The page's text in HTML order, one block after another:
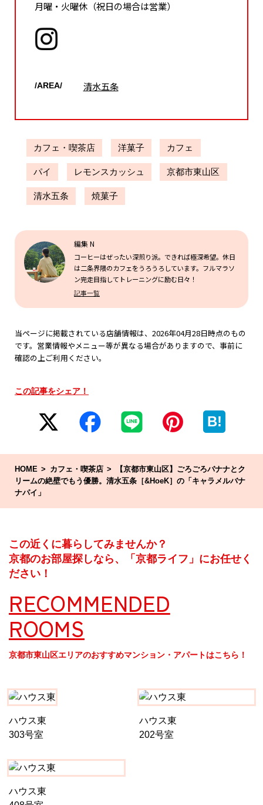
月曜・火曜休（祝日の場合は営業）
/AREA/ 清水五条
カフェ・喫茶店 洋菓子 カフェ
パイ レモンスカッシュ 京都市東山区
清水五条 焼菓子
編集 N
コーヒーはぜったい深煎り派。できれば極深希望。休日
は二条界隈のカフェをうろうろしています。フルマラソ
ン完走目指してトレーニングに励む日々！
記事一覧
当ページに掲載されている店舗情報は、2026年04月28日時点のもの
です。営業情報やメニュー等が異なる場合がありますので、事前に
確認の上ご利用ください。
この記事をシェア！
B!
HOME カフェ・喫茶店
【京都市東山区】ごろごろバナナとク
リームの絶壁でもう優勝。清水五条［&HoeK］の「キャラメルバナ
ナパイ」
この近くに暮らしてみませんか？
京都のお部屋探しなら、「京都ライフ」にお任せく
ださい！
RECOMMENDED
ROOMS
京都市東山区エリアのおすすめマンション・アパートはこちら！
ハウス東
303号室
ハウス東
202号室
ハウス東